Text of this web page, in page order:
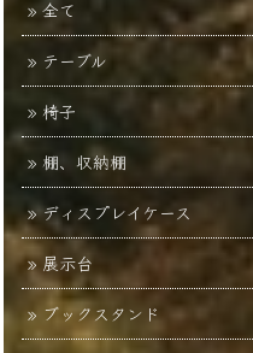
全て
テーブル
椅子
棚、収納棚
ディスプレイケース
展示台
ブックスタンド